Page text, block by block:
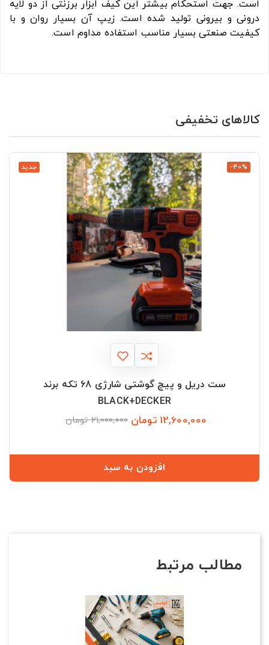
است. جهت استحکام بیشتر این کیف ابزار برزنتی از دو لایه
درونی و بیرونی تولید شده است. زیپ آن بسیار روان و با
کیفیت صنعتی بسیار مناسب استفاده مداوم است.
کالاهای تخفیفی
جدید ‎−40%
ست دریل و پیچ گوشتی شارژی 68 تکه برند
BLACK+DECKER
12,600,000 تومان 21,000,000 تومان
افزودن به سبد
مطالب مرتبط